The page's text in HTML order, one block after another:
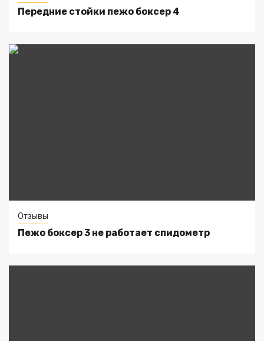
Передние стойки пежо боксер 4
Отзывы
Пежо боксер 3 не работает спидометр